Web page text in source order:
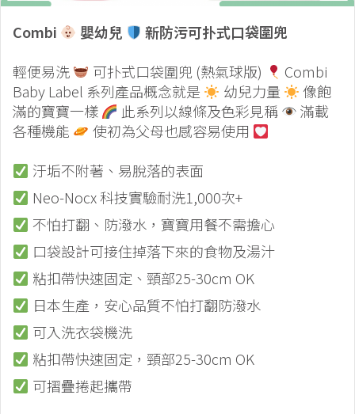
Combi 嬰幼兒
新防污可扑式口袋圍兜
輕便易洗
可扑式口袋圍兜 (熱氣球版)
Combi
Baby Label 系列產品概念就是
幼兒力量
像飽
滿的寶寶一樣
此系列以線條及色彩見稱
滿載
各種機能
使初為父母也感容易使用
汙垢不附著、易脫落的表面
Neo-Nocx 科技實驗耐洗1,000次+
不怕打翻、防潑水，寶寶用餐不需擔心
口袋設計可接住掉落下來的食物及湯汁
粘扣帶快速固定、頸部25-30cm OK
日本生產，安心品質不怕打翻防潑水
可入洗衣袋機洗
粘扣帶快速固定，頸部25-30cm OK
可摺疊捲起攜帶